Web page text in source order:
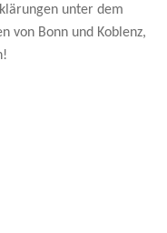
unter dem
von Bonn und Koblenz,